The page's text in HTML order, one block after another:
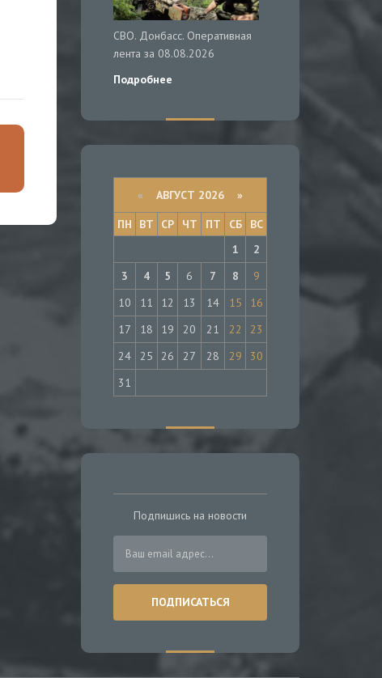
СВО. Донбасс. Оперативная
лента за 08.08.2026
Подробнее
« АВГУСТ 2026 »
ПН
ВТ СР ЧТ ПТ СБ
ВС
1
2
3
4 5 6 7 8
9
10
11 12 13 14 15
16
17
18 19 20 21 22
23
24
25 26 27 28 29
30
31
Подпишись на новости